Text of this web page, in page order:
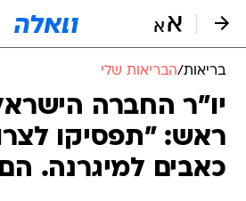
בריאות/הבריאות שלי
יו"ר החברה
ראש: "תפסיקו
כאבים למיגרנה.